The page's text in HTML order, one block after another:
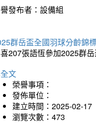
發布者：設備組
群岳盃全國羽球分齡錦
207張語恆參加2025群
文
榮譽事項：
發佈單位：
建立時間：2025-02-17
瀏覽次數：473